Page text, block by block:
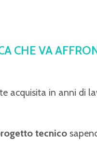
CHE VA
acquisita in anni di
tecnico